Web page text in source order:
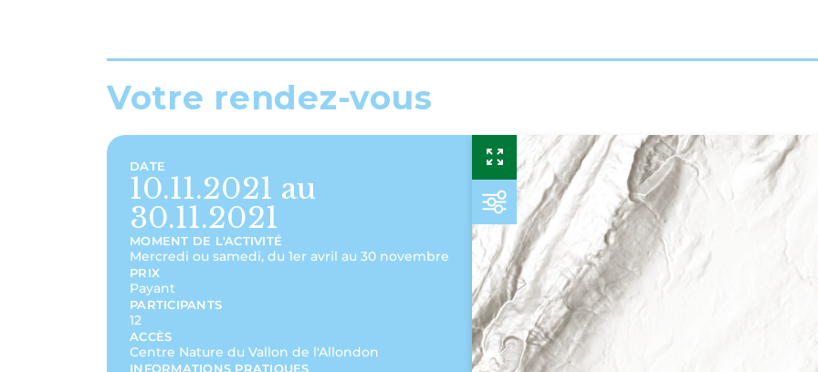
Votre rendez-vous
DATE
10.11.2021 au
30.11.2021
MOMENT DE L'ACTIVITÉ
Mercredi ou samedi, du 1er avril au 30 novembre
PRIX
Payant
PARTICIPANTS
12
ACCÈS
Centre Nature du Vallon de l'Allondon
INFORMATIONS PRATIQUES